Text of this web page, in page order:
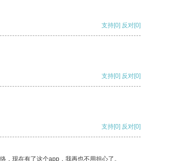
支持[0] 反对[0]
支持[0] 反对[0]
支持[0] 反对[0]
现在有了这个app，我再也不用担心了。